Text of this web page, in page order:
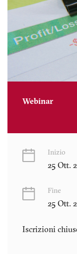
Webinar
Inizio
25 Ott.
Fine
25 Ott.
Iscrizioni